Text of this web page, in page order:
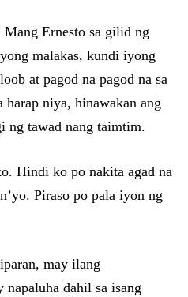
Ernesto sa gilid ng
malakas, kundi iyong
at pagod na pagod na sa
niya, hinawakan ang
ng tawad nang taimtim.
Hindi ko po nakita agad na
Piraso po pala iyon ng
may ilang
napaluha dahil sa isang